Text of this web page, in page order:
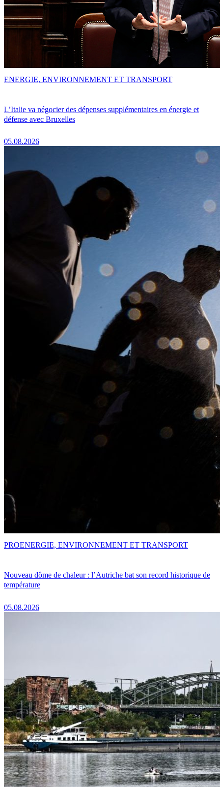
L’Italie va négocier des dépenses supplémentaires en énergie et
défense avec Bruxelles
05.08.2026
ENERGIE, ENVIRONNEMENT ET TRANSPORT
Nouveau dôme de chaleur : l’Autriche bat son record historique de
température
05.08.2026
PROENERGIE, ENVIRONNEMENT ET TRANSPORT